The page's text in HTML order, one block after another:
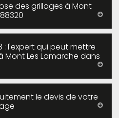
des grillages à Mont
: l'expert qui peut mettre
Mont Les Lamarche dans
le devis de votre